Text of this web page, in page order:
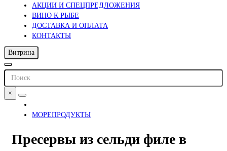
АКЦИИ И СПЕЦПРЕДЛОЖЕНИЯ
ВИНО К РЫБЕ
ДОСТАВКА И ОПЛАТА
КОНТАКТЫ
Витрина
×
МОРЕПРОДУКТЫ
Пресервы из сельди филе в